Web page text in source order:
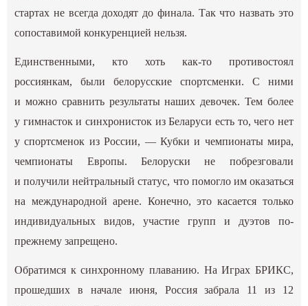
стартах не всегда доходят до финала. Так что назвать это
сопоставимой конкуренцией нельзя.
Единственными, кто хоть как-то противостоял
россиянкам, были белорусские спортсменки. С ними
и можно сравнить результаты наших девочек. Тем более
у гимнасток и синхронисток из Беларуси есть то, чего нет
у спортсменок из России, — Кубки и чемпионаты мира,
чемпионаты Европы. Белоруски не побрезговали
и получили нейтральный статус, что помогло им оказаться
на международной арене. Конечно, это касается только
индивидуальных видов, участие групп и дуэтов по-
прежнему запрещено.
Обратимся к синхронному плаванию. На Играх БРИКС,
прошедших в начале июня, Россия забрала 11 из 12